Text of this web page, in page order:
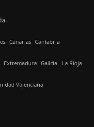
Canarias Cantabria
Extremadura Galicia La Rioja
Valenciana